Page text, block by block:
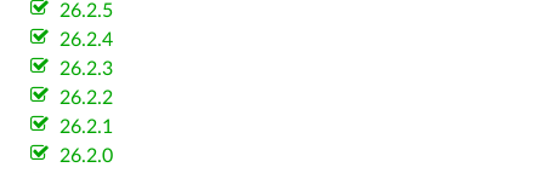
26.2.5
26.2.4
26.2.3
26.2.2
26.2.1
26.2.0